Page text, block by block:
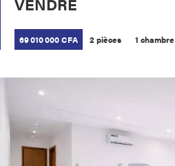
69 010 000 CFA 2 pièces 1 chambre